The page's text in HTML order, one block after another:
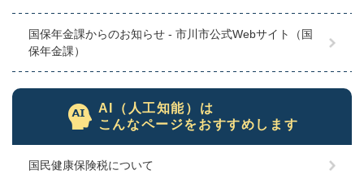
国保年金課からのお知らせ - 市川市公式Webサイト（国
保年金課）
AI（人工知能）は
こんなページをおすすめします
国民健康保険税について